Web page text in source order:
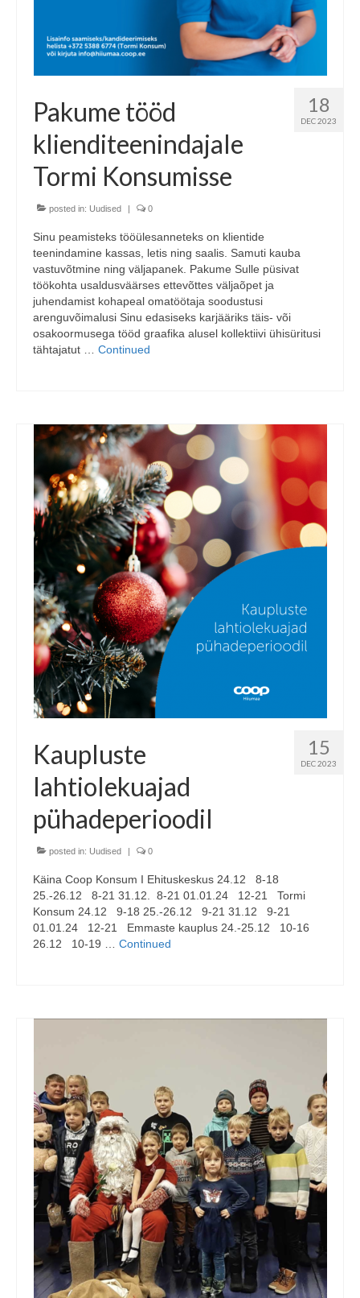
18
DEC 2023
Pakume tööd
klienditeenindajale
Tormi Konsumisse
posted in: Uudised | 0
Sinu peamisteks tööülesanneteks on klientide
teenindamine kassas, letis ning saalis. Samuti kauba
vastuvõtmine ning väljapanek. Pakume Sulle püsivat
töökohta usaldusväärses ettevõttes väljaõpet ja
juhendamist kohapeal omatöötaja soodustusi
arenguvõimalusi Sinu edasiseks karjääriks täis- või
osakoormusega tööd graafika alusel kollektiivi ühisüritusi
tähtajatut … Continued
15
DEC 2023
Kaupluste
lahtiolekuajad
pühadeperioodil
posted in: Uudised | 0
Käina Coop Konsum I Ehituskeskus 24.12 8-18
25.-26.12 8-21 31.12. 8-21 01.01.24 12-21 Tormi
Konsum 24.12 9-18 25.-26.12 9-21 31.12 9-21
01.01.24 12-21 Emmaste kauplus 24.-25.12 10-16
26.12 10-19 … Continued